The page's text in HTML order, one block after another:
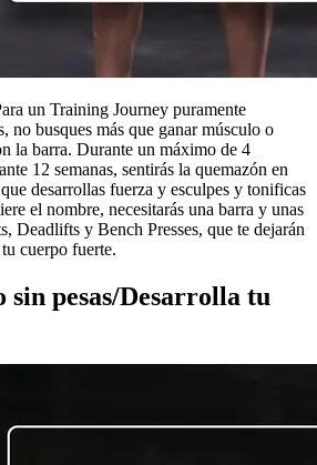
un Training Journey puramente
no busques más que ganar músculo o
la barra. Durante un máximo de 4
12 semanas, sentirás la quemazón en
desarrollas fuerza y esculpes y tonificas
el nombre, necesitarás una barra y unas
Deadlifts y Bench Presses, que te dejarán
cuerpo fuerte.
sin pesas/Desarrolla tu